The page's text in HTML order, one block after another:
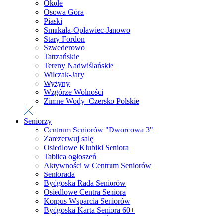
Okole
Osowa Góra
Piaski
Smukała-Opławiec-Janowo
Stary Fordon
Szwederowo
Tatrzańskie
Tereny Nadwiślańskie
Wilczak-Jary
Wyżyny
Wzgórze Wolności
Zimne Wody–Czersko Polskie
Seniorzy
Centrum Seniorów "Dworcowa 3"
Zarezerwuj salę
Osiedlowe Klubiki Seniora
Tablica ogłoszeń
Aktywności w Centrum Seniorów
Seniorada
Bydgoska Rada Seniorów
Osiedlowe Centra Seniora
Korpus Wsparcia Seniorów
Bydgoska Karta Seniora 60+